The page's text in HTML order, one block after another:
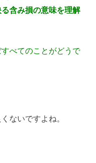
含み損の意味を理解
べてのことがどうで
ないですよね。